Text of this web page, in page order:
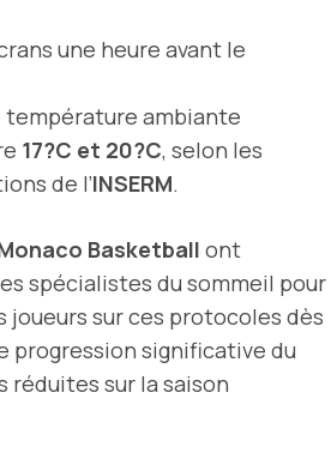
une heure avant le
température ambiante
17?C et 20?C, selon les
de l’INSERM.
Monaco Basketball ont
spécialistes du sommeil pour
joueurs sur ces protocoles dès
progression significative du
réduites sur la saison